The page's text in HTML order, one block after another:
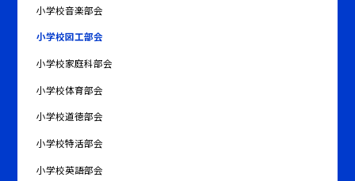
小学校音楽部会
小学校図工部会
小学校家庭科部会
小学校体育部会
小学校道徳部会
小学校特活部会
小学校英語部会